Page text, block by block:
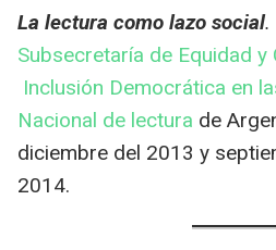
La lectura como lazo social.
Subsecretaría de Equidad y
Inclusión Democrática en
Nacional de lectura de
diciembre del 2013 y
2014.